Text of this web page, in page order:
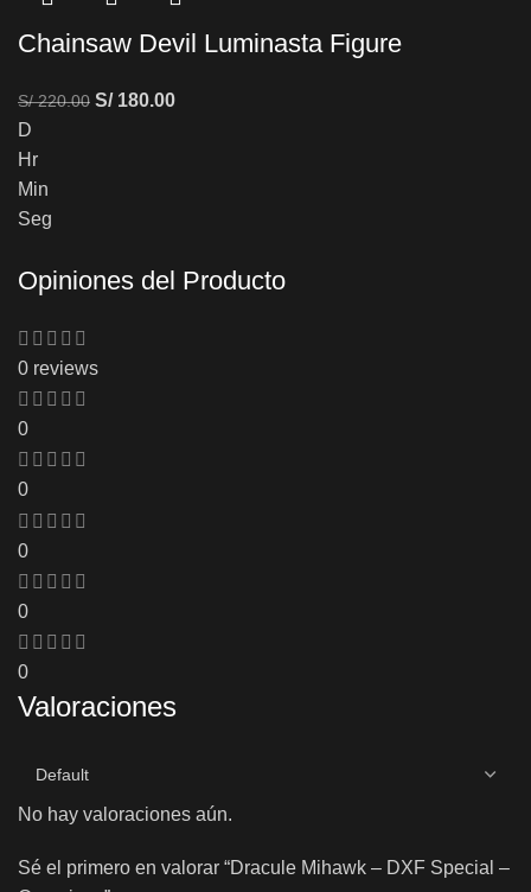
Chainsaw Devil Luminasta Figure
S/220.00 S/180.00
D
Hr
Min
Seg
Opiniones del Producto
0 reviews
0
0
0
0
0
Valoraciones
No hay valoraciones aún.
Sé el primero en valorar “Dracule Mihawk – DXF Special –